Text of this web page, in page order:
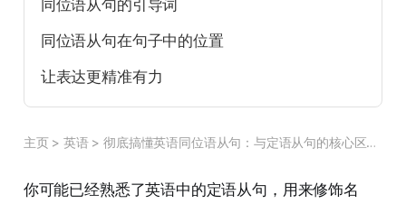
同位语从句的引导词
同位语从句在句子中的位置
让表达更精准有力
主页> 英语>彻底搞懂英语同位语从句：与定语从句的核心区别与应用
你可能已经熟悉了英语中的定语从句，用来修饰名